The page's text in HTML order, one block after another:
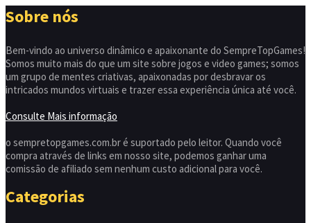
Sobre nós
Bem-vindo ao universo dinâmico e apaixonante do SempreTopGames!
Somos muito mais do que um site sobre jogos e video games; somos
um grupo de mentes criativas, apaixonadas por desbravar os
intricados mundos virtuais e trazer essa experiência única até você.
Consulte Mais informação
o sempretopgames.com.br é suportado pelo leitor. Quando você
compra através de links em nosso site, podemos ganhar uma
comissão de afiliado sem nenhum custo adicional para você.
Categorias